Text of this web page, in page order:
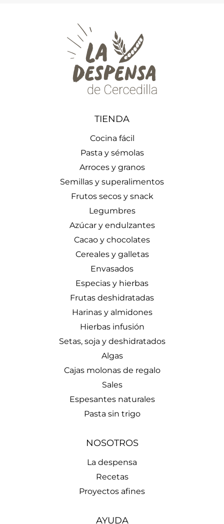
TIENDA
Cocina fácil
Pasta y sémolas
Arroces y granos
Semillas y superalimentos
Frutos secos y snack
Legumbres
Azúcar y endulzantes
Cacao y chocolates
Cereales y galletas
Envasados
Especias y hierbas
Frutas deshidratadas
Harinas y almidones
Hierbas infusión
Setas, soja y deshidratados
Algas
Cajas molonas de regalo
Sales
Espesantes naturales
Pasta sin trigo
NOSOTROS
La despensa
Recetas
Proyectos afines
AYUDA